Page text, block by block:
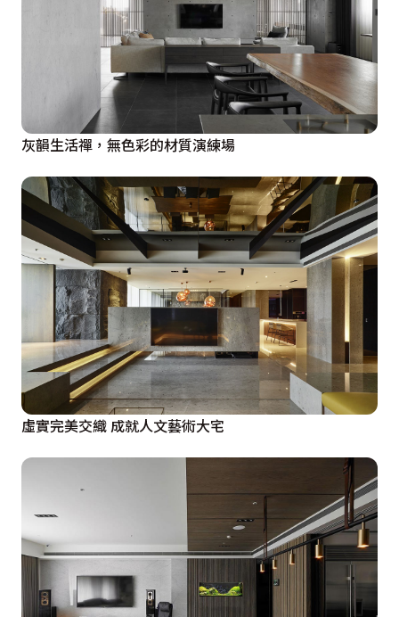
灰韻生活禪，無色彩的材質演練場
虛實完美交織 成就人文藝術大宅